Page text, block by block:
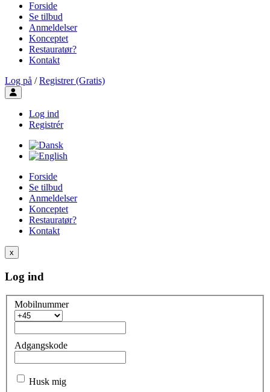
Forside
Se tilbud
Anmeldelser
Konceptet
Restauratør?
Kontakt
Log på / Registrer (Gratis)
Toggle user menu
Log ind
Registrér
Forside
Se tilbud
Anmeldelser
Konceptet
Restauratør?
Kontakt
x
Log ind
Mobilnummer
Adgangskode
Husk mig